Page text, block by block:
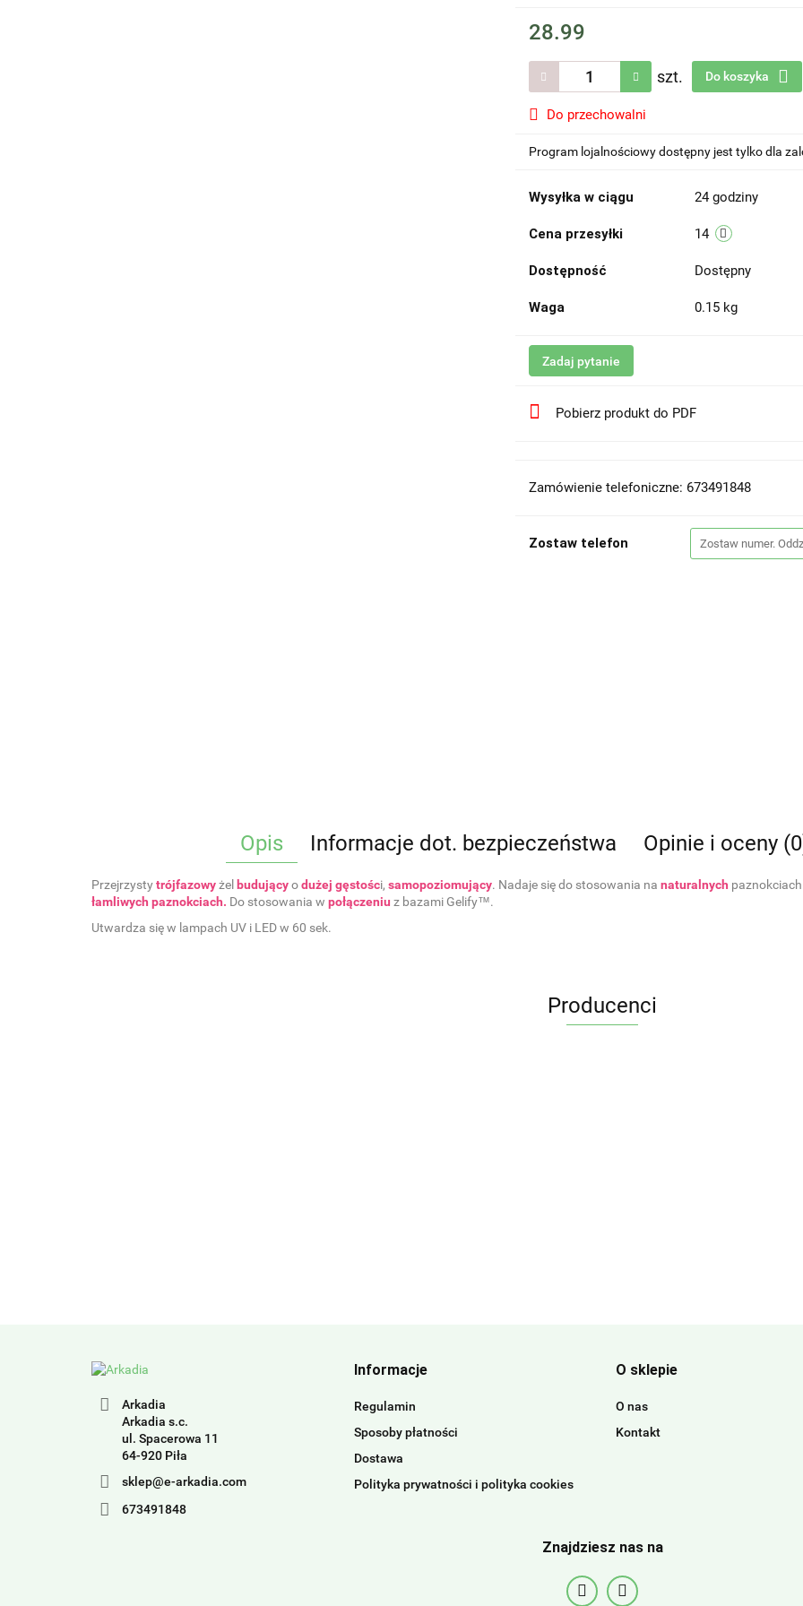
28.99
szt. Do koszyka
Do przechowalni
Program lojalnościowy dostępny jest tylko dla
Wysyłka w ciągu 24 godziny
Cena przesyłki 14
Dostępność Dostępny
Waga 0.15 kg
Zadaj pytanie
Pobierz produkt do PDF
Zamówienie telefoniczne: 673491848
Zostaw telefon
Opis Informacje dot. bezpieczeństwa Opinie i oceny
Przejrzystytrójfazowyżel budującyodużej gęstości, samopoziomujący. Nadaje się do stosowania na naturalnych
łamliwych paznokciach. Do stosowania w połączeniu z bazami Gelify™.
Utwardza się w lampach UV i LED w 60 sek.
Producenci
Arkadia
Arkadia s.c.
ul. Spacerowa 11
64-920 Piła
sklep@e-arkadia.com
673491848
Informacje
Regulamin
Sposoby płatności
Dostawa
Polityka prywatności i polityka cookies
O sklepie
O nas
Kontakt
Znajdziesz nas na